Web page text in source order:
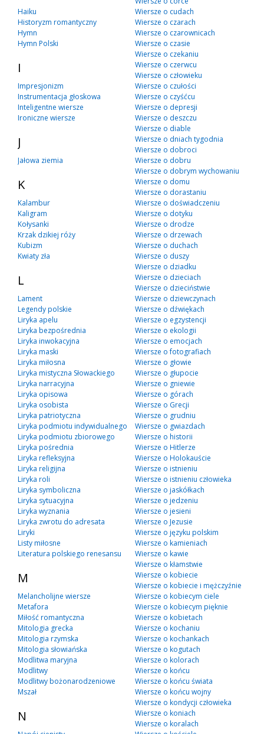
Haiku
Historyzm romantyczny
Hymn
Hymn Polski
I
Impresjonizm
Instrumentacja głoskowa
Inteligentne wiersze
Ironiczne wiersze
J
Jałowa ziemia
K
Kalambur
Kaligram
Kołysanki
Krzak dzikiej róży
Kubizm
Kwiaty zła
L
Lament
Legendy polskie
Liryka apelu
Liryka bezpośrednia
Liryka inwokacyjna
Liryka maski
Liryka miłosna
Liryka mistyczna Słowackiego
Liryka narracyjna
Liryka opisowa
Liryka osobista
Liryka patriotyczna
Liryka podmiotu indywidualnego
Liryka podmiotu zbiorowego
Liryka pośrednia
Liryka refleksyjna
Liryka religijna
Liryka roli
Liryka symboliczna
Liryka sytuacyjna
Liryka wyznania
Liryka zwrotu do adresata
Liryki
Listy miłosne
Literatura polskiego renesansu
M
Melancholijne wiersze
Metafora
Miłość romantyczna
Mitologia grecka
Mitologia rzymska
Mitologia słowiańska
Modlitwa maryjna
Modlitwy
Modlitwy bożonarodzeniowe
Mszał
N
Wiersze o cudach
Wiersze o czarach
Wiersze o czarownicach
Wiersze o czasie
Wiersze o czekaniu
Wiersze o czerwcu
Wiersze o człowieku
Wiersze o czułości
Wiersze o czyśćcu
Wiersze o depresji
Wiersze o deszczu
Wiersze o diable
Wiersze o dniach tygodnia
Wiersze o dobroci
Wiersze o dobru
Wiersze o dobrym wychowaniu
Wiersze o domu
Wiersze o dorastaniu
Wiersze o doświadczeniu
Wiersze o dotyku
Wiersze o drodze
Wiersze o drzewach
Wiersze o duchach
Wiersze o duszy
Wiersze o dziadku
Wiersze o dzieciach
Wiersze o dzieciństwie
Wiersze o dziewczynach
Wiersze o dźwiękach
Wiersze o egzystencji
Wiersze o ekologii
Wiersze o emocjach
Wiersze o fotografiach
Wiersze o głowie
Wiersze o głupocie
Wiersze o gniewie
Wiersze o górach
Wiersze o Grecji
Wiersze o grudniu
Wiersze o gwiazdach
Wiersze o historii
Wiersze o Hitlerze
Wiersze o Holokauście
Wiersze o istnieniu
Wiersze o istnieniu człowieka
Wiersze o jaskółkach
Wiersze o jedzeniu
Wiersze o jesieni
Wiersze o Jezusie
Wiersze o języku polskim
Wiersze o kamieniach
Wiersze o kawie
Wiersze o kłamstwie
Wiersze o kobiecie
Wiersze o kobiecie i mężczyźnie
Wiersze o kobiecym ciele
Wiersze o kobiecym pięknie
Wiersze o kobietach
Wiersze o kochaniu
Wiersze o kochankach
Wiersze o kogutach
Wiersze o kolorach
Wiersze o końcu
Wiersze o końcu świata
Wiersze o końcu wojny
Wiersze o kondycji człowieka
Wiersze o koniach
Wiersze o koralach